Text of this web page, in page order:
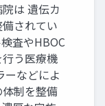
は 遺伝カ
されてい
査やHBOC
う医療機
ーなどによ
制を整備